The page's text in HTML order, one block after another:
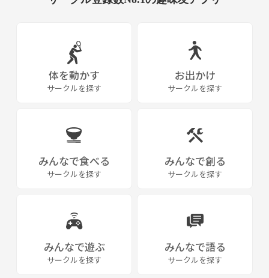
体を動かす
サークルを探す
お出かけ
サークルを探す
みんなで食べる
サークルを探す
みんなで創る
サークルを探す
みんなで遊ぶ
サークルを探す
みんなで語る
サークルを探す